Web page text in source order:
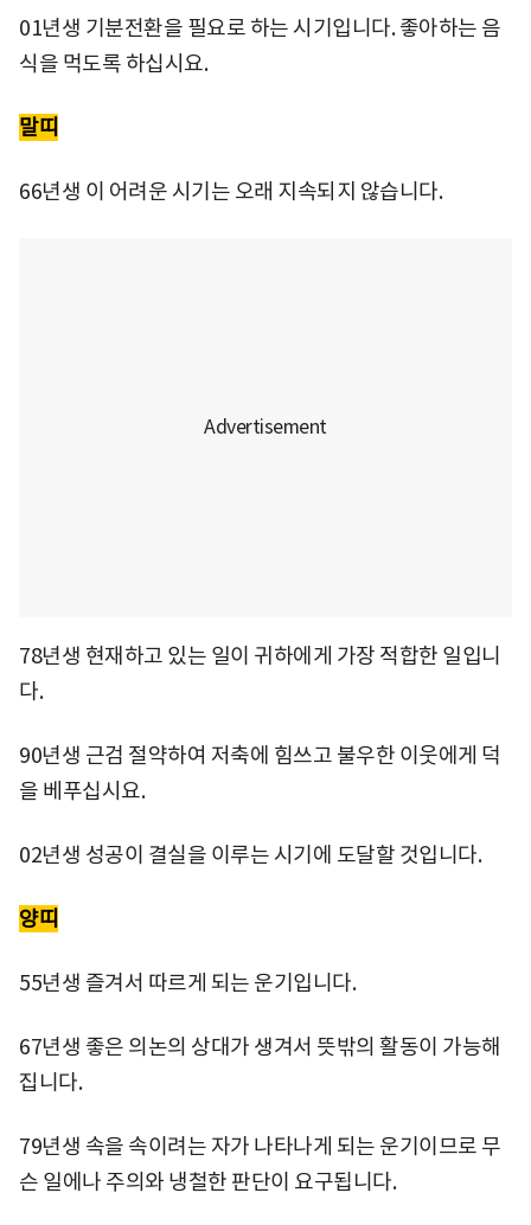
01년생 기분전환을 필요로 하는 시기입니다. 좋아하는 음
식을 먹도록 하십시요.
말띠
66년생 이 어려운 시기는 오래 지속되지 않습니다.
78년생 현재하고 있는 일이 귀하에게 가장 적합한 일입니
다.
90년생 근검 절약하여 저축에 힘쓰고 불우한 이웃에게 덕
을 베푸십시요.
02년생 성공이 결실을 이루는 시기에 도달할 것입니다.
양띠
55년생 즐겨서 따르게 되는 운기입니다.
67년생 좋은 의논의 상대가 생겨서 뜻밖의 활동이 가능해
집니다.
79년생 속을 속이려는 자가 나타나게 되는 운기이므로 무
슨 일에나 주의와 냉철한 판단이 요구됩니다.